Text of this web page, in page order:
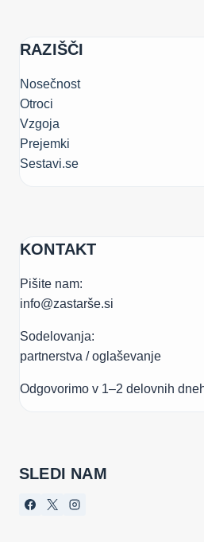
RAZIŠČI
Nosečnost
Otroci
Vzgoja
Prejemki
Sestavi.se
KONTAKT
Pišite nam:
info@zastarše.si
Sodelovanja:
partnerstva / oglaševanje
Odgovorimo v 1–2 delovnih
SLEDI NAM